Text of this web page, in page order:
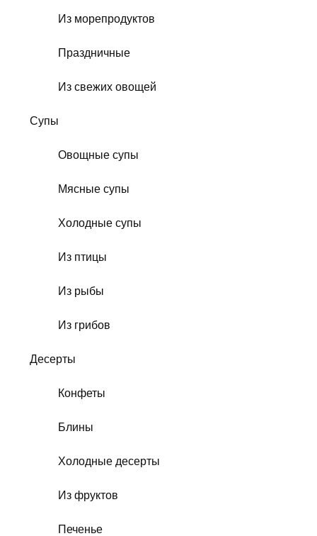
Из морепродуктов
Праздничные
Из свежих овощей
Супы
Овощные супы
Мясные супы
Холодные супы
Из птицы
Из рыбы
Из грибов
Десерты
Конфеты
Блины
Холодные десерты
Из фруктов
Печенье